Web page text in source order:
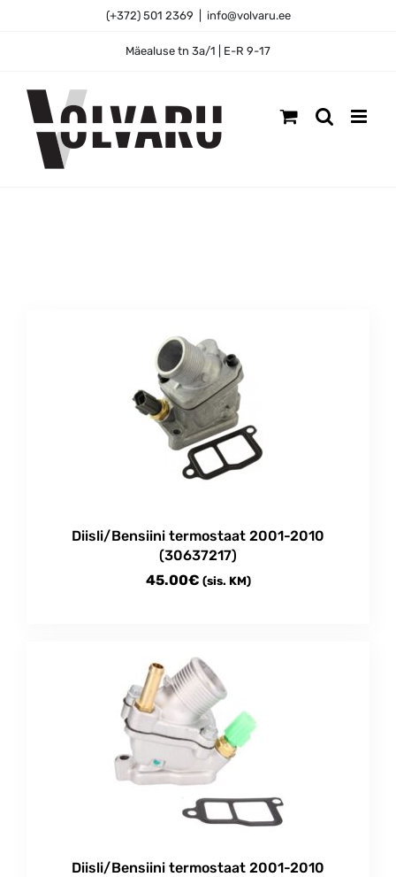
(+372) 501 2369 info@volvaru.ee
Mäealuse tn 3a/1 | E-R 9-17
Diisli/Bensiini termostaat 2001-2010
(30637217)
45.00€ (sis. KM)
Diisli/Bensiini termostaat 2001-2010